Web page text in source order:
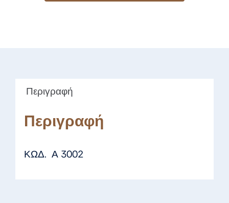
Περιγραφή
Περιγραφή
ΚΩΔ. Α 3002